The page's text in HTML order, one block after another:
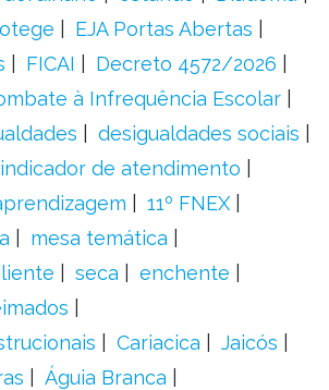
EJA Portas Abertas
FICAI
Decreto 4572/2026
à Infrequência Escolar
desigualdades sociais
indicador de atendimento
11º FNEX
mesa temática
seca
enchente
Cariacica
Jaicós
Águia Branca